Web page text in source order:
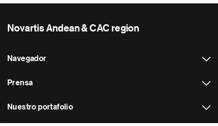
Novartis Andean & CAC region
Navegador
Prensa
Nuestro portafolio